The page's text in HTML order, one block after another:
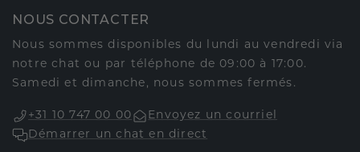
NOUS CONTACTER
Nous sommes disponibles du lundi au vendredi via
notre chat ou par téléphone de 09:00 à 17:00.
Samedi et dimanche, nous sommes fermés.
+31 10 747 00 00
Envoyez un courriel
Démarrer un chat en direct